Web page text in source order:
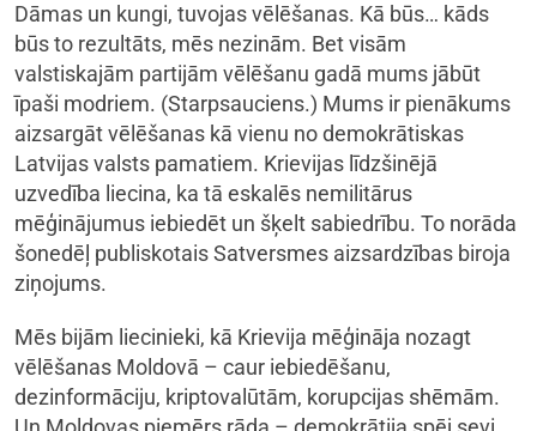
Dāmas un kungi, tuvojas vēlēšanas. Kā būs… kāds
būs to rezultāts, mēs nezinām. Bet visām
valstiskajām partijām vēlēšanu gadā mums jābūt
īpaši modriem. (Starpsauciens.) Mums ir pienākums
aizsargāt vēlēšanas kā vienu no demokrātiskas
Latvijas valsts pamatiem. Krievijas līdzšinējā
uzvedība liecina, ka tā eskalēs nemilitārus
mēģinājumus iebiedēt un šķelt sabiedrību. To norāda
šonedēļ publiskotais Satversmes aizsardzības biroja
ziņojums.
Mēs bijām liecinieki, kā Krievija mēģināja nozagt
vēlēšanas Moldovā – caur iebiedēšanu,
dezinformāciju, kriptovalūtām, korupcijas shēmām.